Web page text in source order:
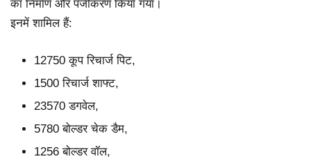
का निर्माण और पंजीकरण किया गया।
इनमें शामिल हैं:
12750 कूप रिचार्ज पिट,
1500 रिचार्ज शाफ्ट,
23570 डगवेल,
5780 बोल्डर चेक डैम,
1256 बोल्डर वॉल,